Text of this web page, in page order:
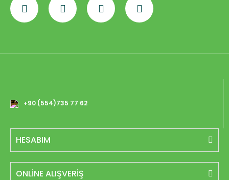
+90 (554)735 77 62
HESABIM
ONLİNE ALIŞVERİŞ